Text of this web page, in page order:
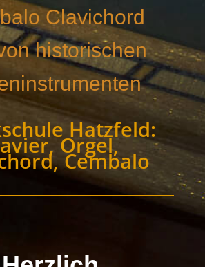
Clavichord
historischen
Hatzfeld:
Orgel,
Cembalo